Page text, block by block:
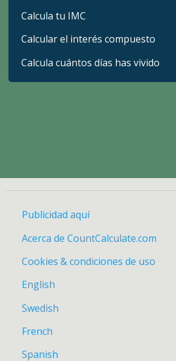
Calcula tu IMC
Calcular el interés compuesto
Calcula cuántos días has vivido
Publicidad aquí
Acerca de CountCalculate.com
Cookies & condiciones de uso
English
Swedish
French
Spanish